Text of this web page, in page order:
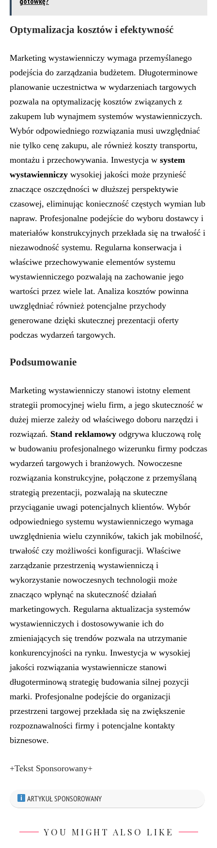
Optymalizacja kosztów i efektywność
Marketing wystawienniczy wymaga przemyślanego
podejścia do zarządzania budżetem. Długoterminowe
planowanie uczestnictwa w wydarzeniach targowych
pozwala na optymalizację kosztów związanych z
zakupem lub wynajmem systemów wystawienniczych.
Wybór odpowiedniego rozwiązania musi uwzględniać
nie tylko cenę zakupu, ale również koszty transportu,
montażu i przechowywania. Inwestycja w system
wystawienniczy wysokiej jakości może przynieść
znaczące oszczędności w dłuższej perspektywie
czasowej, eliminując konieczność częstych wymian lub
napraw. Profesjonalne podejście do wyboru dostawcy i
materiałów konstrukcyjnych przekłada się na trwałość i
niezawodność systemu. Regularna konserwacja i
właściwe przechowywanie elementów systemu
wystawienniczego pozwalają na zachowanie jego
wartości przez wiele lat. Analiza kosztów powinna
uwzględniać również potencjalne przychody
generowane dzięki skutecznej prezentacji oferty
podczas wydarzeń targowych.
Podsumowanie
Marketing wystawienniczy stanowi istotny element
strategii promocyjnej wielu firm, a jego skuteczność w
dużej mierze zależy od właściwego doboru narzędzi i
rozwiązań. Stand reklamowy odgrywa kluczową rolę
w budowaniu profesjonalnego wizerunku firmy podczas
wydarzeń targowych i branżowych. Nowoczesne
rozwiązania konstrukcyjne, połączone z przemyślaną
strategią prezentacji, pozwalają na skuteczne
przyciąganie uwagi potencjalnych klientów. Wybór
odpowiedniego systemu wystawienniczego wymaga
uwzględnienia wielu czynników, takich jak mobilność,
trwałość czy możliwości konfiguracji. Właściwe
zarządzanie przestrzenią wystawienniczą i
wykorzystanie nowoczesnych technologii może
znacząco wpłynąć na skuteczność działań
marketingowych. Regularna aktualizacja systemów
wystawienniczych i dostosowywanie ich do
zmieniających się trendów pozwala na utrzymanie
konkurencyjności na rynku. Inwestycja w wysokiej
jakości rozwiązania wystawiennicze stanowi
długoterminową strategię budowania silnej pozycji
marki. Profesjonalne podejście do organizacji
przestrzeni targowej przekłada się na zwiększenie
rozpoznawalności firmy i potencjalne kontakty
biznesowe.
+Tekst Sponsorowany+
ARTYKUŁ SPONSOROWANY
YOU MIGHT ALSO LIKE